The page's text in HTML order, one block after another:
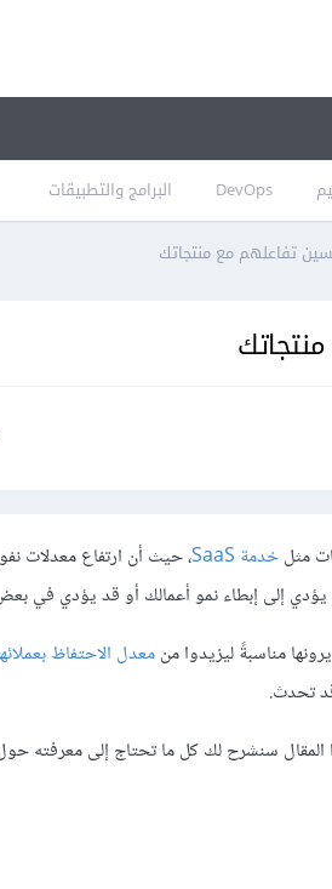
DevOps البرامج والتطبيقات
تفاعلهم مع منتجاتك
مثلخدمة SaaS
، حيث أن ارتفاع معدلات
إلى إبطاء نمو أعمالك أو قد يؤدي في بعض
مناسبةً ليزيدوا منمعدل الاحتفاظ
تحدث.
سنشرح لك كل ما تحتاج إلى معرفته